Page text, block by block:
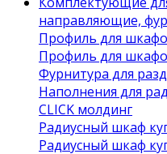
направляющие,
Профиль для
Профиль для
Фурнитура для
Наполнения для
CLICK молдинг
Радиусный шкаф
Радиусный шкаф